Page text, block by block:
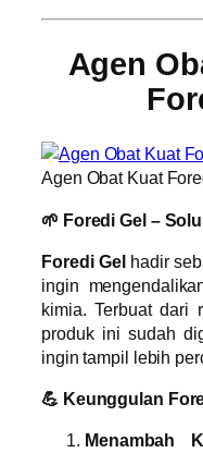
Agen
Agen Obat Kuat
🌱 Foredi Gel –
Foredi Gelhadir
ingin
kimia. Terbuat dari
produk ini sudah
ingin tampil lebih
💪 Keunggulan
Menambah